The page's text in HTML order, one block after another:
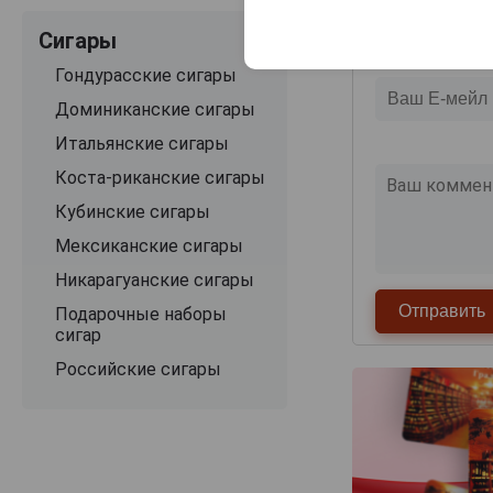
Сигары
Гондурасские сигары
Доминиканские сигары
Итальянские сигары
Коста-риканские сигары
Кубинские сигары
Мексиканские сигары
Никарагуанские сигары
Подарочные наборы
сигар
Российские сигары